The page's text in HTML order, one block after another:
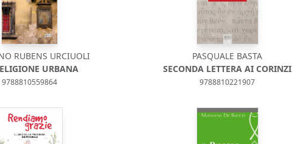
RUBENS URCIUOLI
URBANA
9788810559864
PASQUALE BASTA
SECONDA LETTERA AI CORINZI
9788810221907